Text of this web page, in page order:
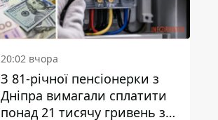
20:02 вчора
З 81-річної пенсіонерки з
Дніпра вимагали сплатити
понад 21 тисячу гривень за